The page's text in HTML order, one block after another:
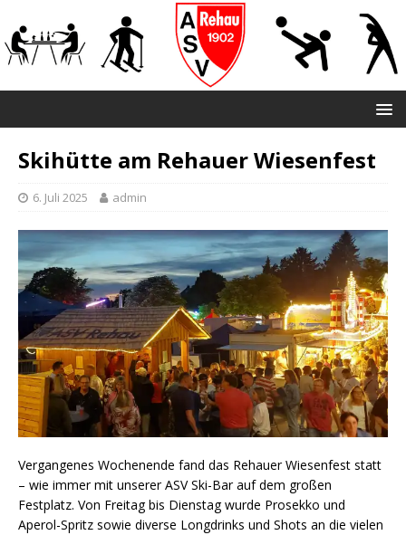
Skihütte am Rehauer Wiesenfest
6. Juli 2025 admin
Vergangenes Wochenende fand das Rehauer Wiesenfest statt
– wie immer mit unserer ASV Ski-Bar auf dem großen
Festplatz. Von Freitag bis Dienstag wurde Prosekko und
Aperol-Spritz sowie diverse Longdrinks und Shots an die vielen